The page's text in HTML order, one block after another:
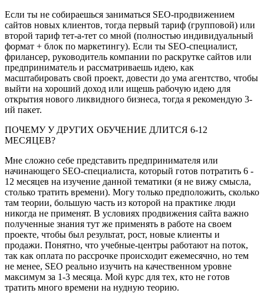
Если ты не собираешься заниматься SEO-продвижением
сайтов новых клиентов, тогда первый тариф (групповой) или
второй тариф тет-а-тет со мной (полностью индивидуальный
формат + блок по маркетингу). Если ты SEO-специалист,
фрилансер, руководитель компании по раскрутке сайтов или
предприниматель и рассматриваешь идею, как
масштабировать свой проект, довести до ума агентство, чтобы
выйти на хороший доход или ищешь рабочую идею для
открытия нового ликвидного бизнеса, тогда я рекомендую 3-
ий пакет.
ПОЧЕМУ У ДРУГИХ ОБУЧЕНИЕ ДЛИТСЯ 6-12
МЕСЯЦЕВ?
Мне сложно себе представить предпринимателя или
начинающего SEO-специалиста, который готов потратить 6 -
12 месяцев на изучение данной тематики (я не вижу смысла,
столько тратить времени). Могу только предположить, сколько
там теории, большую часть из которой на практике люди
никогда не применят. В условиях продвижения сайта важно
полученные знания тут же применять в работе на своем
проекте, чтобы был результат, рост, новые клиенты и
продажи. Понятно, что учебные-центры работают на поток,
так как оплата по рассрочке происходит ежемесячно, но тем
не менее, SEO реально изучить на качественном уровне
максимум за 1-3 месяца. Мой курс для тех, кто не готов
тратить много времени на нудную теорию.